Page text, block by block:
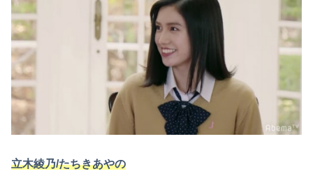
立木綾乃/たちきあやの